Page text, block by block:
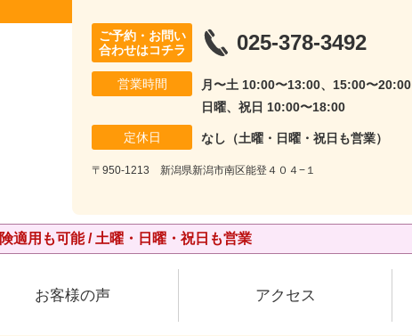
ご予約・お問い
合わせはコチラ
025-378-3492
営業時間
月〜土 10:00〜13:00、15:00〜20:00
日曜、祝日 10:00〜18:00
定休日 なし（土曜・日曜・祝日も営業）
〒950-1213 新潟県新潟市南区能登４０４−１
適用も可能 / 土曜・日曜・祝日も営業
お客様の声 アクセス